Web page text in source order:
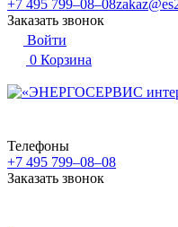
+7 495 799–08–08
Заказать звонок
Войти
0 Корзина
Телефоны
+7 495 799–08–08
Заказать звонок